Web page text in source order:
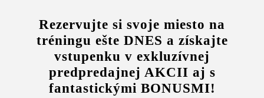
Rezervujte si svoje miesto na
tréningu ešte DNES a získajte
vstupenku v exkluzívnej
predpredajnej AKCII aj s
fantastickými BONUSMI!